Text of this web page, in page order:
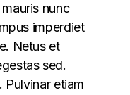
nunc
imperdiet
Netus et
sed.
Pulvinar etiam